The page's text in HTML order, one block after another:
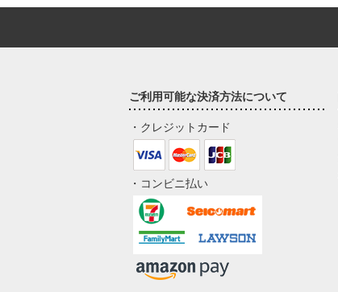
ご利用可能な決済方法について
・クレジットカード
・コンビニ払い